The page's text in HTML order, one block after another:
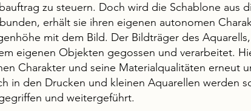
zu steuern. Doch wird die Schablone aus
erhält sie ihren eigenen autonomen
mit dem Bild. Der Bildträger des
eigenen Objekten gegossen und verarbeitet.
Charakter und seine Materialqualitäten erneut
in den Drucken und kleinen Aquarellen werden
und weitergeführt.